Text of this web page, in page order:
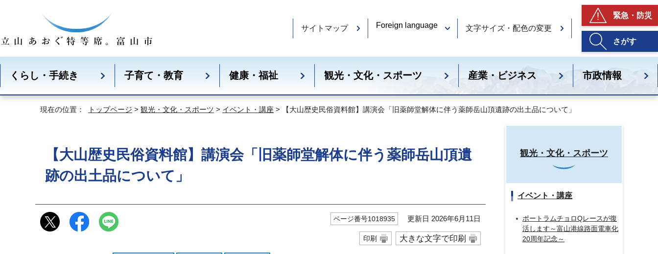
サイトマップ Foreign language 文字サイズ・配色の変更
緊急・防災
さがす
くらし・手続き 子育て・教育 健康・福祉 観光・文化・スポーツ 産業・ビジネス 市政情報
現在の位置： トップページ > 観光・文化・スポーツ > イベント・講座 > 【大山歴史民俗資料館】講演会「旧薬師堂解体に伴う薬師岳山頂遺跡の出土品について」
【大山歴史民俗資料館】講演会「旧薬師堂解体に伴う薬師岳山頂遺
跡の出土品について」
ページ番号1018935 更新日 2026年6月11日
印刷 大きな文字で印刷
観光・文化・スポーツ
イベント・講座
ポートラムチョロQレースが復
活します～富山港線路面電車化
20周年記念～